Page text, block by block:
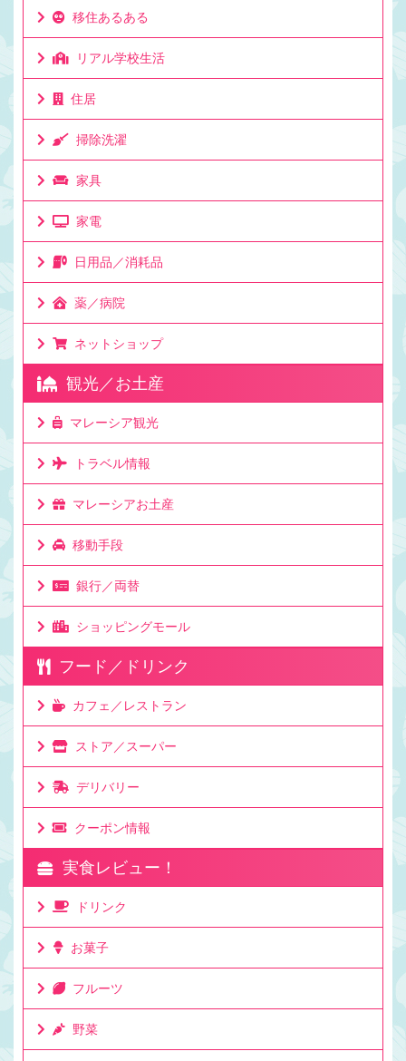
移住あるある
リアル学校生活
住居
掃除洗濯
家具
家電
日用品／消耗品
薬／病院
ネットショップ
観光／お土産
マレーシア観光
トラベル情報
マレーシアお土産
移動手段
銀行／両替
ショッピングモール
フード／ドリンク
カフェ／レストラン
ストア／スーパー
デリバリー
クーポン情報
実食レビュー！
ドリンク
お菓子
フルーツ
野菜